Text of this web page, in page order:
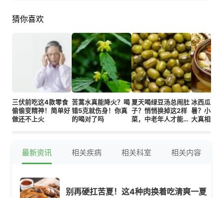
猜你喜欢
三伏前吃这4款零食
偷偷变精神！简单好
做还不上火
苦蒿水真能降火？喝
错5克就伤身！你真
的喝对了吗
夏天喝绿豆汤总闹肚
子？悄悄换掉这2样
菜，中老年人才能走
冰西瓜配
暑？小暑
大真相来
最新资讯 相关疾病 相关科室 相关内容
别再硬扛苦夏！这4种肉换着吃清爽一夏